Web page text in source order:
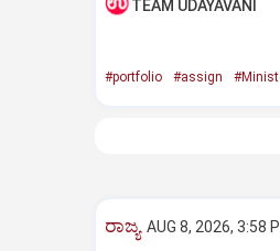
TEAM UDAYAVANI
#portfolio #assign
ರಾಜ್ಯ AUG 8, 2026, 3:58